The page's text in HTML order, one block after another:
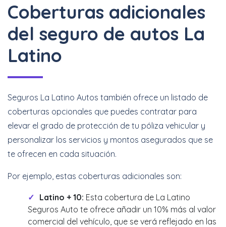
Coberturas adicionales
del seguro de autos La
Latino
Seguros La Latino Autos también ofrece un listado de
coberturas opcionales que puedes contratar para
elevar el grado de protección de tu póliza vehicular y
personalizar los servicios y montos asegurados que se
te ofrecen en cada situación.
Por ejemplo, estas coberturas adicionales son:
Latino + 10: Esta cobertura de La Latino
Seguros Auto te ofrece añadir un 10% más al valor
comercial del vehículo, que se verá reflejado en las